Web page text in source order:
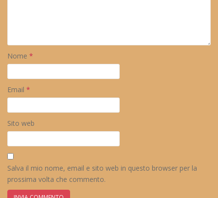
Nome *
Email *
Sito web
Salva il mio nome, email e sito web in questo browser per la
prossima volta che commento.